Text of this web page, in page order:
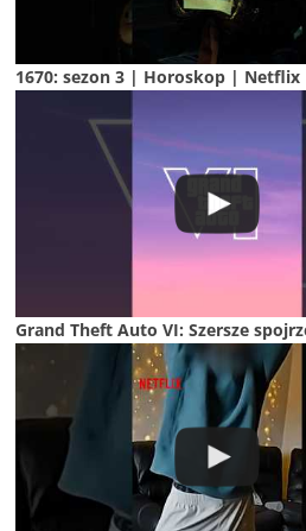
1670: sezon 3 | Horoskop | Netflix
Grand Theft Auto VI: Szersze